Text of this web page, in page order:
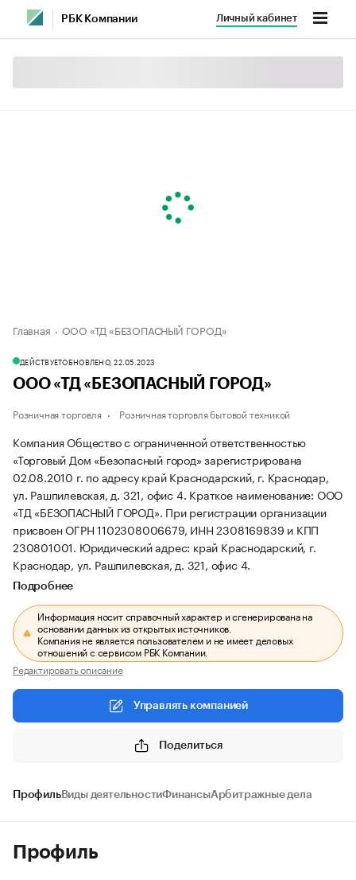
РБК Компании Личный кабинет
Главная ООО «ТД «БЕЗОПАСНЫЙ ГОРОД»
ДЕЙСТВУЕТОБНОВЛЕНО, 22.05.2023
ООО «ТД «БЕЗОПАСНЫЙ ГОРОД»
Розничная торговля Розничная торговля бытовой техникой
Компания Общество с ограниченной ответственностью
«Торговый Дом «Безопасный город» зарегистрирована
02.08.2010 г. по адресу край Краснодарский, г. Краснодар,
ул. Рашпилевская, д. 321, офис 4. Краткое наименование: ООО
«ТД «БЕЗОПАСНЫЙ ГОРОД». При регистрации организации
присвоен ОГРН 1102308006679, ИНН 2308169839 и КПП
230801001. Юридический адрес: край Краснодарский, г.
Краснодар, ул. Рашпилевская, д. 321, офис 4.
Подробнее
Информация носит справочный характер и сгенерирована на
основании данных из открытых источников.
Компания не является пользователем и не имеет деловых
отношений с сервисом РБК Компании.
Редактировать описание
Управлять компанией
Поделиться
ПрофильВиды деятельностиФинансыАрбитражные дела
Профиль